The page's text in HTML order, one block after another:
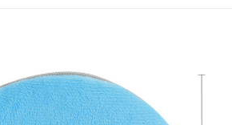
含以上)免運費